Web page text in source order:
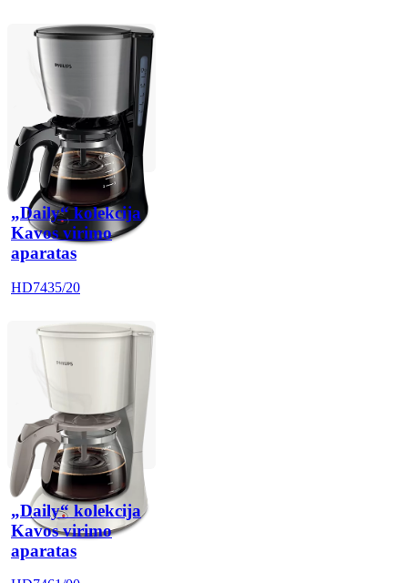
„Daily“ kolekcija
Kavos virimo
aparatas
HD7435/20
„Daily“ kolekcija
Kavos virimo
aparatas